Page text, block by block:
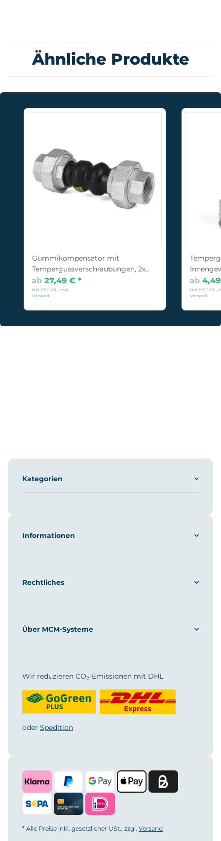
Ähnliche Produkte
Gummikompensator mit
Tempergussverschraubungen, 2x
Innengewinde
ab 27,49 € *
inkl. 19% USt. , zzgl.
Versand
ab
inkl. 19% USt. ,
Versand
Kategorien
Informationen
Rechtliches
Über MCM-Systeme
Wir reduzieren CO2-Emissionen mit DHL
oder Spedition
* Alle Preise inkl. gesetzlicher USt., zzgl. Versand